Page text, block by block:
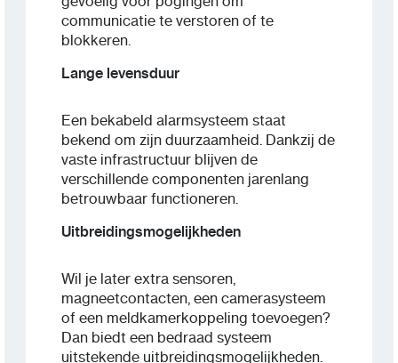
communicatie te verstoren of te
blokkeren.
Lange levensduur
Een bekabeld alarmsysteem staat
bekend om zijn duurzaamheid. Dankzij de
vaste infrastructuur blijven de
verschillende componenten jarenlang
betrouwbaar functioneren.
Uitbreidingsmogelijkheden
Wil je later extra sensoren,
magneetcontacten, een camerasysteem
of een meldkamerkoppeling toevoegen?
Dan biedt een bedraad systeem
uitstekende uitbreidingsmogelijkheden.